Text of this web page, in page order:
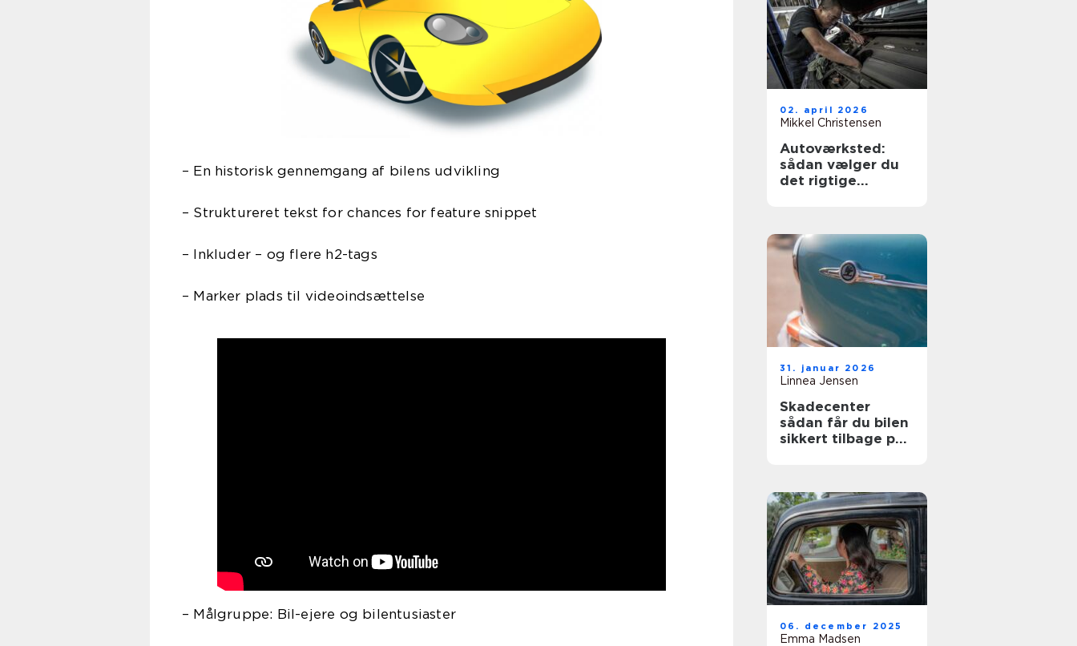
– En historisk gennemgang af bilens udvikling
– Struktureret tekst for chances for feature snippet
– Inkluder – og flere h2-tags
– Marker plads til videoindsættelse
– Målgruppe: Bil-ejere og bilentusiaster
02. april 2026
Mikkel Christensen
Autoværksted:
sådan vælger du
det rigtige
31. januar 2026
Linnea Jensen
Skadecenter
sådan får du bilen
sikkert tilbage på
06. december 2025
Emma Madsen